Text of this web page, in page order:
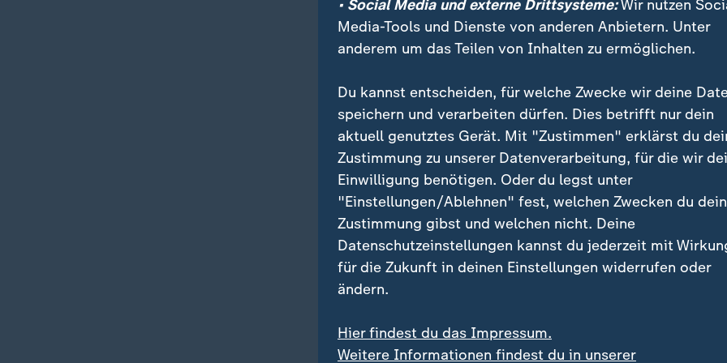
• Social Media und externe Drittsysteme:Wir nutzen
Media-Tools und Dienste von anderen Anbietern. Unter
anderem um das Teilen von Inhalten zu ermöglichen.
Du kannst entscheiden, für welche Zwecke wir deine
speichern und verarbeiten dürfen. Dies betrifft nur dein
aktuell genutztes Gerät. Mit "Zustimmen" erklärst du
Zustimmung zu unserer Datenverarbeitung, für die wir
Einwilligung benötigen. Oder du legst unter
"Einstellungen/Ablehnen" fest, welchen Zwecken du
Zustimmung gibst und welchen nicht. Deine
Datenschutzeinstellungen kannst du jederzeit mit
für die Zukunft in deinen Einstellungen widerrufen oder
ändern.
Hier findest du das Impressum.
Weitere Informationen findest du in unserer